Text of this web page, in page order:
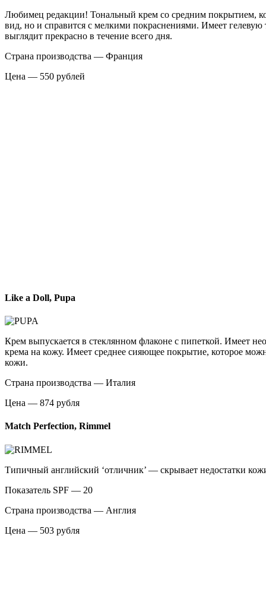
Любимец редакции! Тональный крем со средним покрытием,
вид, но и справится с мелкими покраснениями. Имеет
выглядит прекрасно в течение всего дня.
Страна производства — Франция
Цена — 550 рублей
Like a Doll, Pupa
Крем выпускается в стеклянном флаконе с пипеткой. Имеет
крема на кожу. Имеет среднее сияющее покрытие, которое
кожи.
Страна производства — Италия
Цена — 874 рубля
Match Perfection, Rimmel
Типичный английский ‘отличник’ — скрывает недостатки
Показатель SPF — 20
Страна производства — Англия
Цена — 503 рубля